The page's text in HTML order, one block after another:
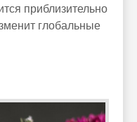
приблизительно
глобальные